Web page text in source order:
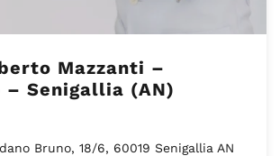
Mazzanti –
– Senigallia (AN)
Bruno, 18/6, 60019 Senigallia AN